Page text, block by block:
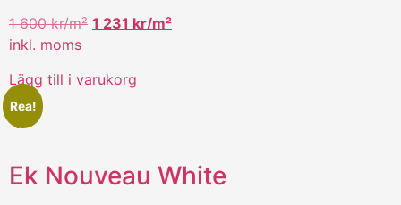
1 600kr/m² 1 231 kr/m²
inkl. moms
Lägg till i varukorg
Rea!
Ek Nouveau White